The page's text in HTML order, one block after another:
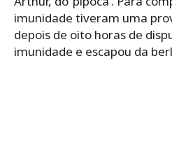
imunidade tiveram uma
depois de oito horas de
imunidade e escapou da